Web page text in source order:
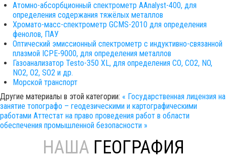
Атомно-абсорбционный спектрометр AAnalyst-400, для
определения содержания тяжёлых металлов
Хромато-масс-спектрометр GCMS-2010 для определения
фенолов, ПАУ
Оптический эмиссионный спектрометр с индуктивно-связанной
плазмой ICPE-9000, для определения металлов
Газоанализатор Testo-350 XL, для определения СО, СО2, NO,
NO2, O2, SO2 и др.
Морской транспорт
Другие материалы в этой категории: « Государственная лицензия на
занятие топографо – геодезическими и картографическими
работами Аттестат на право проведения работ в области
обеспечения промышленной безопасности »
НАША ГЕОГРАФИЯ